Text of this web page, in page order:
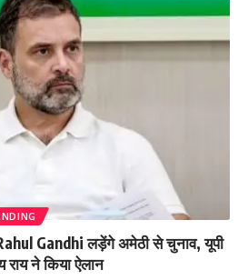
Gandhi लड़ेंगे अमेठी से चुनाव, यूपी
ने किया ऐलान